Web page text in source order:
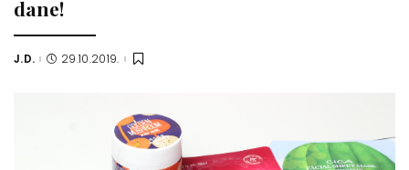
dane!
Posted
J.D. 29.10.2019.